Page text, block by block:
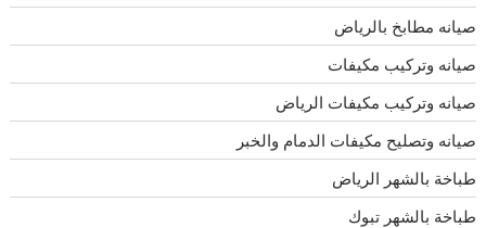
صيانه مطابخ بالرياض
صيانه وتركيب مكيفات
صيانه وتركيب مكيفات الرياض
صيانه وتصليح مكيفات الدمام والخبر
طباخة بالشهر الرياض
طباخة بالشهر تبوك